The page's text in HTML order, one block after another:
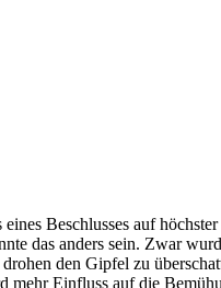
Beschlusses auf
das anders sein. Zwar
den Gipfel zu
Einfluss auf die